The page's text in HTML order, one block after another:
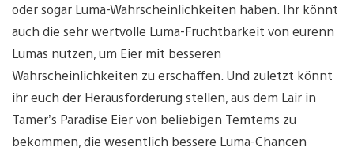
oder sogar Luma-Wahrscheinlichkeiten haben. Ihr könnt
auch die sehr wertvolle Luma-Fruchtbarkeit von eurenn
Lumas nutzen, um Eier mit besseren
Wahrscheinlichkeiten zu erschaffen. Und zuletzt könnt
ihr euch der Herausforderung stellen, aus dem Lair in
Tamer’s Paradise Eier von beliebigen Temtems zu
bekommen, die wesentlich bessere Luma-Chancen